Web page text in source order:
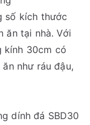
số kích thước
ăn tại nhà. Với
kính 30cm có
như ráu đậu,
dính đá SBD30